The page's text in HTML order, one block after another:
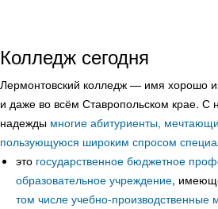
Колледж сегодня
Лермонтовский колледж — имя хорошо
и даже во всём Ставропольском крае. С
надежды многие абитуриенты,
пользующуюся широким спросом
это государственное бюджетное
образовательное учреждение,
том числе учебно-производственные